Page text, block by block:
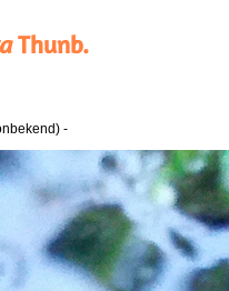
Thunb.
-